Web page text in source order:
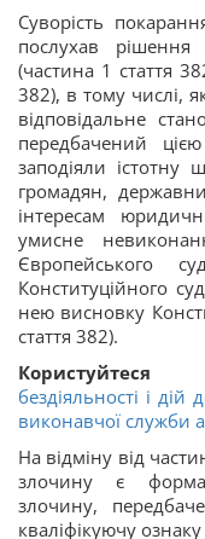
Суворість
послухав
(частина 1 стаття
382), в тому числі,
відповідальне
передбачений
заподіяли
громадян,
інтересам
умисне
Європейського
Конституційного
нею висновку
стаття 382).
Користуйтеся
бездіяльності і
виконавчої служби
На відміну від
злочину є
злочину,
кваліфікуючу